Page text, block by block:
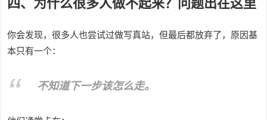
四、为什么很多人做不起来？问题出在这里
你会发现，很多人也尝试过做写真站，但最后都放弃了，原因基
本只有一个：
不知道下一步该怎么走。